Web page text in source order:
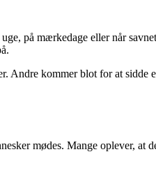
på mærkedage eller når
kommer blot for at
mødes. Mange oplever,